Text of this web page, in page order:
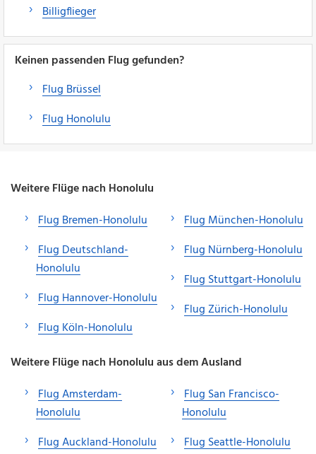
Billigflieger
Keinen passenden Flug gefunden?
Flug Brüssel
Flug Honolulu
Weitere Flüge nach Honolulu
Flug Bremen-Honolulu
Flug Deutschland-
Honolulu
Flug Hannover-Honolulu
Flug Köln-Honolulu
Flug München-Honolulu
Flug Nürnberg-Honolulu
Flug Stuttgart-Honolulu
Flug Zürich-Honolulu
Weitere Flüge nach Honolulu aus dem Ausland
Flug Amsterdam-
Honolulu
Flug Auckland-Honolulu
Flug San Francisco-
Honolulu
Flug Seattle-Honolulu